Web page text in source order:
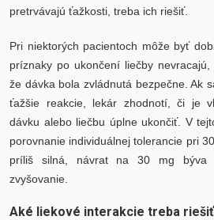
pretrvávajú ťažkosti, treba ich riešiť.
Pri niektorých pacientoch môže byť
príznaky po ukončení liečby
že dávka bola zvládnutá bezpečne. Ak
ťažšie reakcie, lekár zhodnotí, či je
dávku alebo liečbu úplne ukončiť. V
porovnanie individuálnej tolerancie pri
príliš silná, návrat na 30 mg býva
zvyšovanie.
Aké liekové interakcie treba